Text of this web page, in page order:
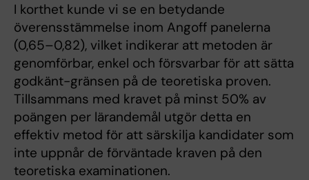
I korthet kunde vi se en betydande
överensstämmelse inom Angoff panelerna
(0,65–0,82), vilket indikerar att metoden är
genomförbar, enkel och försvarbar för att sätta
godkänt-gränsen på de teoretiska proven.
Tillsammans med kravet på minst 50% av
poängen per lärandemål utgör detta en
effektiv metod för att särskilja kandidater som
inte uppnår de förväntade kraven på den
teoretiska examinationen.